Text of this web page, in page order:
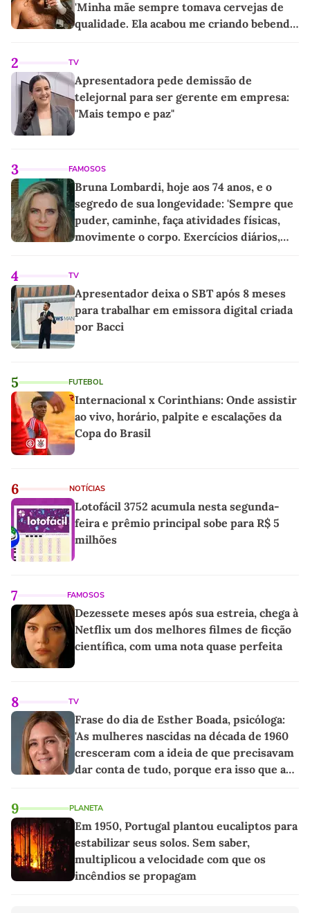
'Minha mãe sempre tomava cervejas de
qualidade. Ela acabou me criando bebendo
2 TV
Apresentadora pede demissão de
telejornal para ser gerente em empresa:
"Mais tempo e paz"
3 FAMOSOS
Bruna Lombardi, hoje aos 74 anos, e o
segredo de sua longevidade: 'Sempre que
puder, caminhe, faça atividades físicas,
movimente o corpo. Exercícios diários,
4 TV
Apresentador deixa o SBT após 8 meses
para trabalhar em emissora digital criada
por Bacci
5 FUTEBOL
Internacional x Corinthians: Onde assistir
ao vivo, horário, palpite e escalações da
Copa do Brasil
6 NOTÍCIAS
Lotofácil 3752 acumula nesta segunda-
feira e prêmio principal sobe para R$ 5
milhões
7 FAMOSOS
Dezessete meses após sua estreia, chega à
Netflix um dos melhores filmes de ficção
científica, com uma nota quase perfeita
8 TV
Frase do dia de Esther Boada, psicóloga:
'As mulheres nascidas na década de 1960
cresceram com a ideia de que precisavam
dar conta de tudo, porque era isso que a
9 PLANETA
Em 1950, Portugal plantou eucaliptos para
estabilizar seus solos. Sem saber,
multiplicou a velocidade com que os
incêndios se propagam